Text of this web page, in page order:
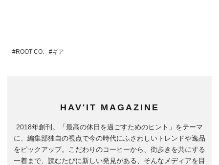
ROOT CO. ギア
HAV'IT MAGAZINE
2018年創刊。「最高の休日を過ごすためのヒント」をテーマ
に、編集部独自の視点で今の時代にふさわしいトレンドや逸品
をピックアップ。こだわりのコーヒーから、街歩きを共にする
一着まで、読むたびに新しい発見がある、そんなメディアを目